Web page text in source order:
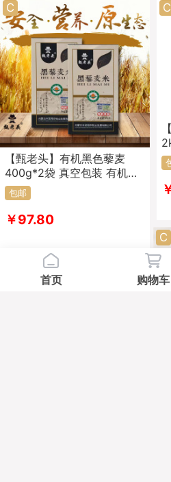
C
【甄老头】有机黑色藜麦
400g*2袋 真空包装 有机营
养膳食 碱性食物 杂粮 粗粮
包邮
￥97.80
C
C
首页 购物车